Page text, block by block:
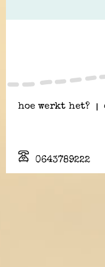
hoe werkt het?
0643789222